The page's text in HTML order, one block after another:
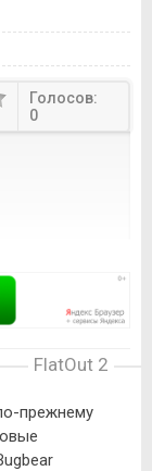
Голосов:
0
FlatOut 2
прежнему